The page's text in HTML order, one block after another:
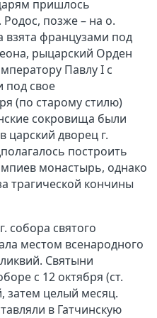
пришлось
позже – на о.
взята французами под
рыцарский Орден
Павлу I с
под свое
(по старому стилю)
сокровища были
царский дворец г.
построить
монастырь, однако
трагической кончины
собора святого
местом всенародного
Святыни
с 12 октября (ст.
затем целый месяц.
в Гатчинскую